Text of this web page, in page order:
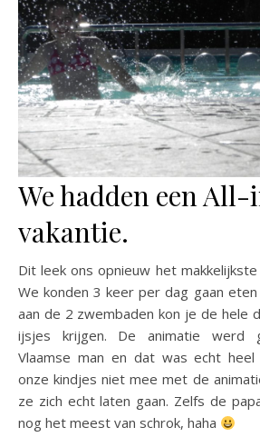
We hadden een
vakantie.
Dit leek ons opnieuw het
We konden 3 keer per dag gaan
aan de 2 zwembaden kon je de hele
ijsjes krijgen. De animatie werd
Vlaamse man en dat was echt heel
onze kindjes niet mee met de
ze zich echt laten gaan. Zelfs de
nog het meest van schrok, haha